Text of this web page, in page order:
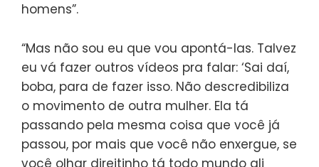
homens”.
“Mas não sou eu que vou apontá-las. Talvez
eu vá fazer outros vídeos pra falar: ‘Sai daí,
boba, para de fazer isso. Não descredibiliza
o movimento de outra mulher. Ela tá
passando pela mesma coisa que você já
passou, por mais que você não enxergue, se